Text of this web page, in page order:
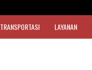
TRANSPORTASI LAYANAN